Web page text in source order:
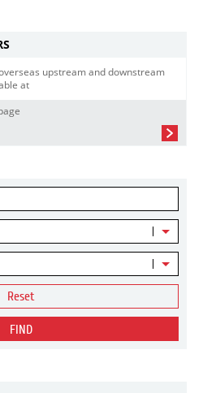
upstream and downstream
at
Reset
FIND